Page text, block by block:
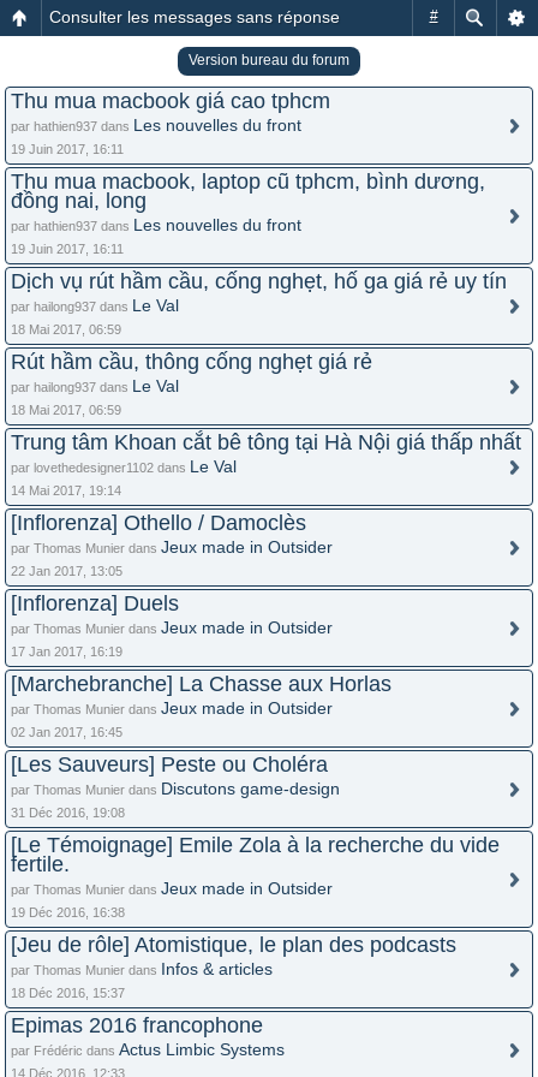
#
Consulter les messages sans réponse
Version bureau du forum
Thu mua macbook giá cao tphcm
par hathien937 dans Les nouvelles du front
19 Juin 2017, 16:11
Thu mua macbook, laptop cũ tphcm, bình dương,
đồng nai, long
par hathien937 dans Les nouvelles du front
19 Juin 2017, 16:11
Dịch vụ rút hầm cầu, cống nghẹt, hố ga giá rẻ uy tín
par hailong937 dans Le Val
18 Mai 2017, 06:59
Rút hầm cầu, thông cống nghẹt giá rẻ
par hailong937 dans Le Val
18 Mai 2017, 06:59
Trung tâm Khoan cắt bê tông tại Hà Nội giá thấp nhất
par lovethedesigner1102 dans Le Val
14 Mai 2017, 19:14
[Inflorenza] Othello / Damoclès
par Thomas Munier dans Jeux made in Outsider
22 Jan 2017, 13:05
[Inflorenza] Duels
par Thomas Munier dans Jeux made in Outsider
17 Jan 2017, 16:19
[Marchebranche] La Chasse aux Horlas
par Thomas Munier dans Jeux made in Outsider
02 Jan 2017, 16:45
[Les Sauveurs] Peste ou Choléra
par Thomas Munier dans Discutons game-design
31 Déc 2016, 19:08
[Le Témoignage] Emile Zola à la recherche du vide
fertile.
par Thomas Munier dans Jeux made in Outsider
19 Déc 2016, 16:38
[Jeu de rôle] Atomistique, le plan des podcasts
par Thomas Munier dans Infos & articles
18 Déc 2016, 15:37
Epimas 2016 francophone
par Frédéric dans Actus Limbic Systems
14 Déc 2016, 12:33